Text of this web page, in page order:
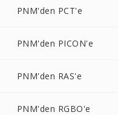
PNM'den PCT'e
PNM'den PICON'e
PNM'den RAS'e
PNM'den RGBO'e